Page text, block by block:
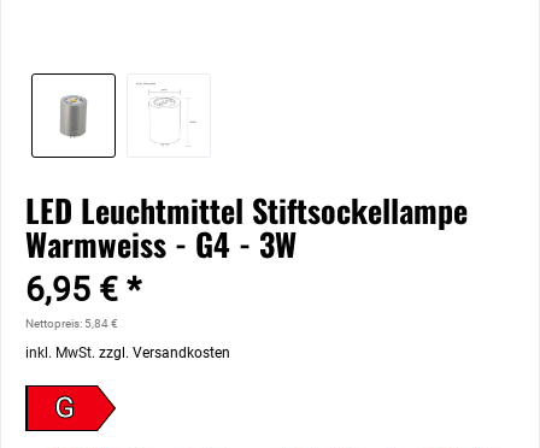
LED Leuchtmittel Stiftsockellampe
Warmweiss - G4 - 3W
6,95 € *
Nettopreis: 5,84 €
inkl. MwSt. zzgl. Versandkosten
G